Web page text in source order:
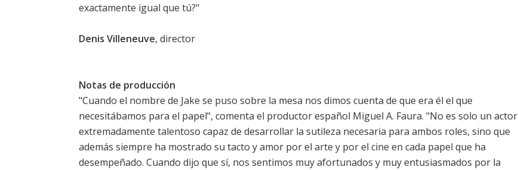
exactamente igual que tú?"
Denis Villeneuve, director
Notas de producción
"Cuando el nombre de Jake se puso sobre la mesa nos dimos cuenta de que era él el que
necesitábamos para el papel", comenta el productor español Miguel A. Faura. "No es solo un actor
extremadamente talentoso capaz de desarrollar la sutileza necesaria para ambos roles, sino que
además siempre ha mostrado su tacto y amor por el arte y por el cine en cada papel que ha
desempeñado. Cuando dijo que sí, nos sentimos muy afortunados y muy entusiasmados por la